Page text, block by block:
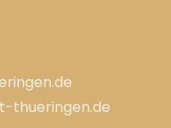
thueringen.de